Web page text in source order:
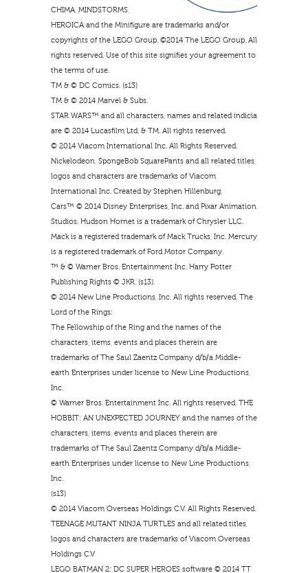
CHIMA, MINDSTORMS,
HEROICA and the Minifigure are trademarks and/or
copyrights of the LEGO Group. ©2014 The LEGO Group. All
rights reserved. Use of this site signifies your agreement to
the terms of use.
TM & © DC Comics. (s13)
TM & © 2014 Marvel & Subs.
STAR WARS™ and all characters, names and related indicia
are © 2014 Lucasfilm Ltd. & TM. All rights reserved.
© 2014 Viacom International Inc. All Rights Reserved.
Nickelodeon, SpongeBob SquarePants and all related titles,
logos and characters are trademarks of Viacom
International Inc. Created by Stephen Hillenburg.
Cars™ © 2014 Disney Enterprises, Inc. and Pixar Animation
Studios. Hudson Hornet is a trademark of Chrysler LLC.
Mack is a registered trademark of Mack Trucks, Inc. Mercury
is a registered trademark of Ford Motor Company.
™ & © Warner Bros. Entertainment Inc. Harry Potter
Publishing Rights © JKR. (s13).
© 2014 New Line Productions, Inc. All rights reserved. The
Lord of the Rings:
The Fellowship of the Ring and the names of the
characters, items, events and places therein are
trademarks of The Saul Zaentz Company d/b/a Middle-
earth Enterprises under license to New Line Productions,
Inc.
© Warner Bros. Entertainment Inc. All rights reserved. THE
HOBBIT: AN UNEXPECTED JOURNEY and the names of the
characters, items, events and places therein are
trademarks of The Saul Zaentz Company d/b/a Middle-
earth Enterprises under license to New Line Productions,
Inc.
(s13)
© 2014 Viacom Overseas Holdings C.V. All Rights Reserved.
TEENAGE MUTANT NINJA TURTLES and all related titles,
logos and characters are trademarks of Viacom Overseas
Holdings C.V
LEGO BATMAN 2: DC SUPER HEROES software © 2014 TT